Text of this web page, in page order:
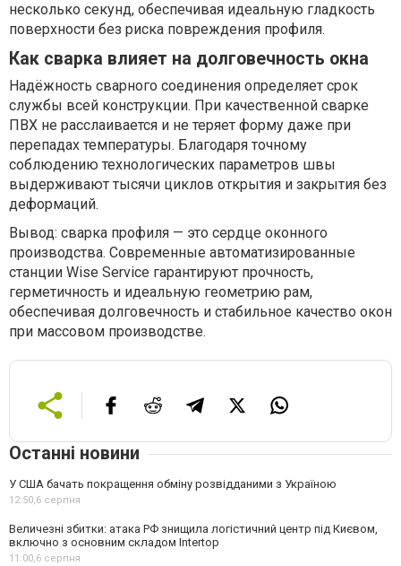
несколько секунд, обеспечивая идеальную гладкость
поверхности без риска повреждения профиля.
Как сварка влияет на долговечность окна
Надёжность сварного соединения определяет срок
службы всей конструкции. При качественной сварке
ПВХ не расслаивается и не теряет форму даже при
перепадах температуры. Благодаря точному
соблюдению технологических параметров швы
выдерживают тысячи циклов открытия и закрытия без
деформаций.
Вывод: сварка профиля — это сердце оконного
производства. Современные автоматизированные
станции Wise Service гарантируют прочность,
герметичность и идеальную геометрию рам,
обеспечивая долговечность и стабильное качество окон
при массовом производстве.
Останні новини
У США бачать покращення обміну розвідданими з Україною
12:50,6 серпня
Величезні збитки: атака РФ знищила логістичний центр під Києвом,
включно з основним складом Intertop
11:00,6 серпня